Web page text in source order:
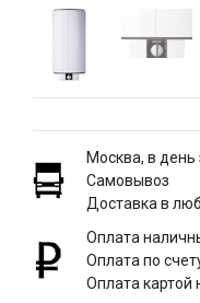
Москва, в день
Самовывоз
Доставка в
Оплата
Оплата по
Оплата картой